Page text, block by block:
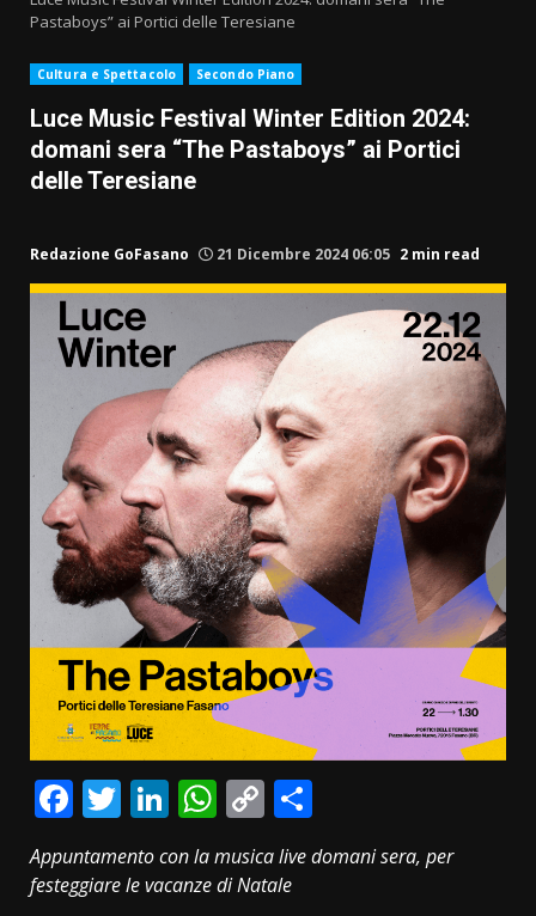
Pastaboys” ai Portici delle Teresiane
Cultura e Spettacolo Secondo Piano
Luce Music Festival Winter Edition 2024:
domani sera “The Pastaboys” ai Portici
delle Teresiane
Redazione GoFasano 21 Dicembre 2024 06:05 2 min read
Facebook
Twitter
LinkedIn
WhatsApp
Copy
Link
Appuntamento con la musica live domani sera, per
festeggiare le vacanze di Natale